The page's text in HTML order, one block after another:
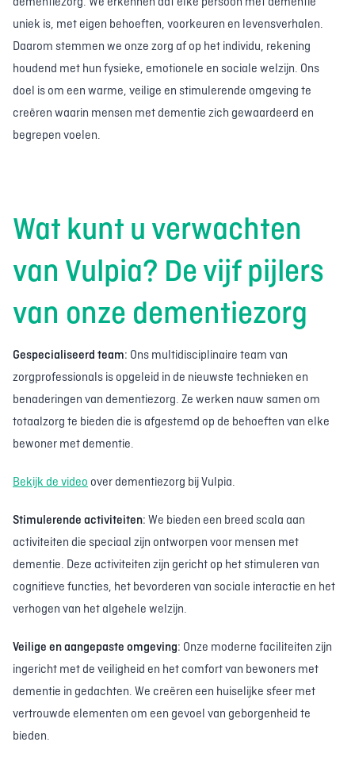
uniek is, met eigen behoeften, voorkeuren en levensverhalen.
Daarom stemmen we onze zorg af op het individu, rekening
houdend met hun fysieke, emotionele en sociale welzijn. Ons
doel is om een warme, veilige en stimulerende omgeving te
creëren waarin mensen met dementie zich gewaardeerd en
begrepen voelen.
Wat kunt u verwachten
van Vulpia? De vijf pijlers
van onze dementiezorg
Gespecialiseerd team: Ons multidisciplinaire team van
zorgprofessionals is opgeleid in de nieuwste technieken en
benaderingen van dementiezorg. Ze werken nauw samen om
totaalzorg te bieden die is afgestemd op de behoeften van elke
bewoner met dementie.
Bekijk de videoover dementiezorg bij Vulpia.
Stimulerende activiteiten: We bieden een breed scala aan
activiteiten die speciaal zijn ontworpen voor mensen met
dementie. Deze activiteiten zijn gericht op het stimuleren van
cognitieve functies, het bevorderen van sociale interactie en het
verhogen van het algehele welzijn.
Veilige en aangepaste omgeving: Onze moderne faciliteiten zijn
ingericht met de veiligheid en het comfort van bewoners met
dementie in gedachten. We creëren een huiselijke sfeer met
vertrouwde elementen om een gevoel van geborgenheid te
bieden.